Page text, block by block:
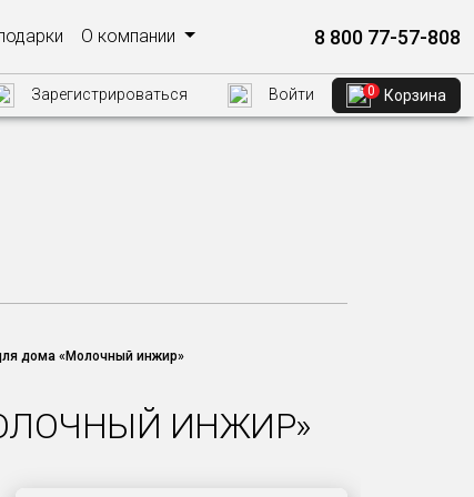
О компании 8 800 77-57-808
Зарегистрироваться Войти 0 Корзина
дома «Молочный инжир»
ИНЖИР»